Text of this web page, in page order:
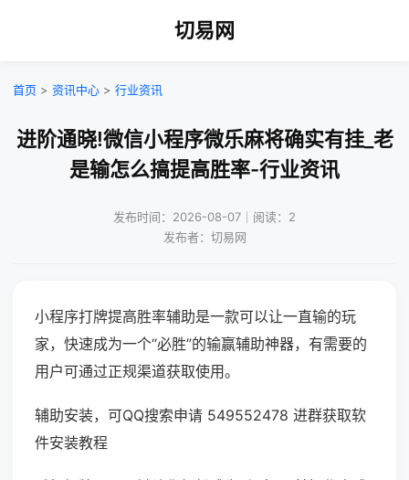
切易网
首页 > 资讯中心 > 行业资讯
进阶通晓!微信小程序微乐麻将确实有挂_老
是输怎么搞提高胜率-行业资讯
发布时间：2026-08-07｜阅读：2
发布者：切易网
小程序打牌提高胜率辅助是一款可以让一直输的玩
家，快速成为一个“必胜”的输赢辅助神器，有需要的
用户可通过正规渠道获取使用。
辅助安装，可QQ搜索申请 549552478 进群获取软
件安装教程